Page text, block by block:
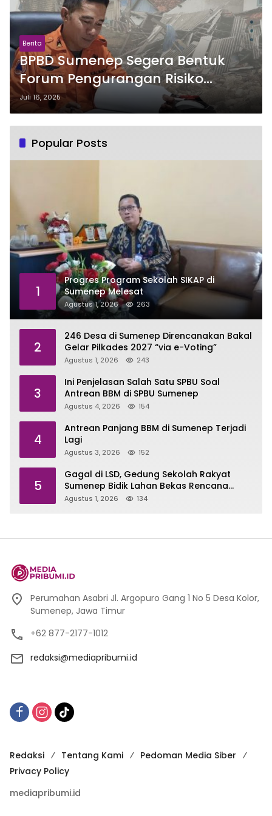
Berita
BPBD Sumenep Segera Bentuk
Forum Pengurangan Risiko
Bencana
Juli 16, 2025
Popular Posts
1
Progres Program Sekolah SIKAP di
Sumenep Melesat
Agustus 1, 2026 263
2
246 Desa di Sumenep Direncanakan Bakal
Gelar Pilkades 2027 “via e-Voting”
Agustus 1, 2026 243
3
Ini Penjelasan Salah Satu SPBU Soal
Antrean BBM di SPBU Sumenep
Agustus 4, 2026 154
4
Antrean Panjang BBM di Sumenep Terjadi
Lagi
Agustus 3, 2026 152
5
Gagal di LSD, Gedung Sekolah Rakyat
Sumenep Bidik Lahan Bekas Rencana
Sport Center
Agustus 1, 2026 134
Perumahan Asabri Jl. Argopuro Gang 1 No 5 Desa Kolor,
Sumenep, Jawa Timur
+62 877-2177-1012
redaksi@mediapribumi.id
Redaksi Tentang Kami
Pedoman Media Siber
Privacy Policy
mediapribumi.id